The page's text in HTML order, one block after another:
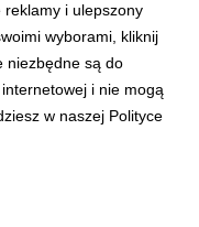
na
ratunkowych i
Rodzinny Piknik
Uniwersytet WSB
reklamy i ulepszony
wyborami, kliknij
niezbędne są do
i nie mogą
w naszej Polityce